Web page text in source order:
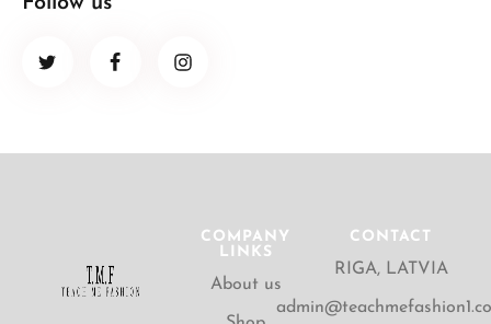
COMPANY
LINKS
About us
CONTACT
RIGA, LATVIA